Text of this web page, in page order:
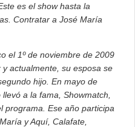
es el show hasta la
Contratar a José María
el 1º de noviembre de 2009
actualmente, su esposa se
hijo. En mayo de
a la fama, Showmatch,
programa. Ese año participa
y Aquí, Calafate,